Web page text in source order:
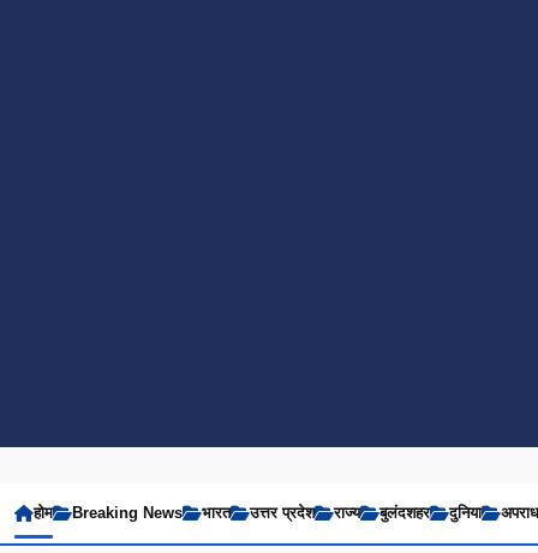
होम Breaking News भारत उत्तर प्रदेश राज्य बुलंदशहर दुनिया अपराध